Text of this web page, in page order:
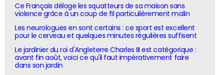
Ce Français déloge les squatteurs de sa maison sans
violence grâce à un coup de fil particulièrement malin
Les neurologues en sont certains : ce sport est excellent
pour le cerveau et quelques minutes régulières suffisent
Le jardinier du roi d'Angleterre Charles III est catégorique :
avant fin août, voici ce qu'il faut impérativement faire
dans son jardin